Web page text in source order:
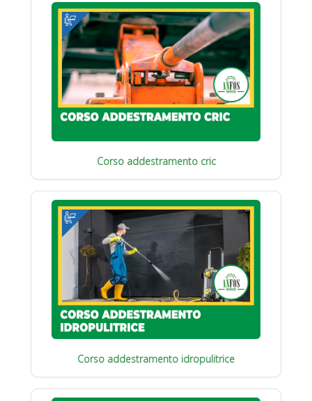
Corso addestramento cric
Corso addestramento idropulitrice